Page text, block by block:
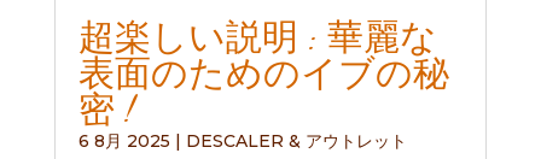
超楽しい説明 : 華麗な
表面のためのイブの秘
密 !
6 8月 2025 | DESCALER & アウトレット